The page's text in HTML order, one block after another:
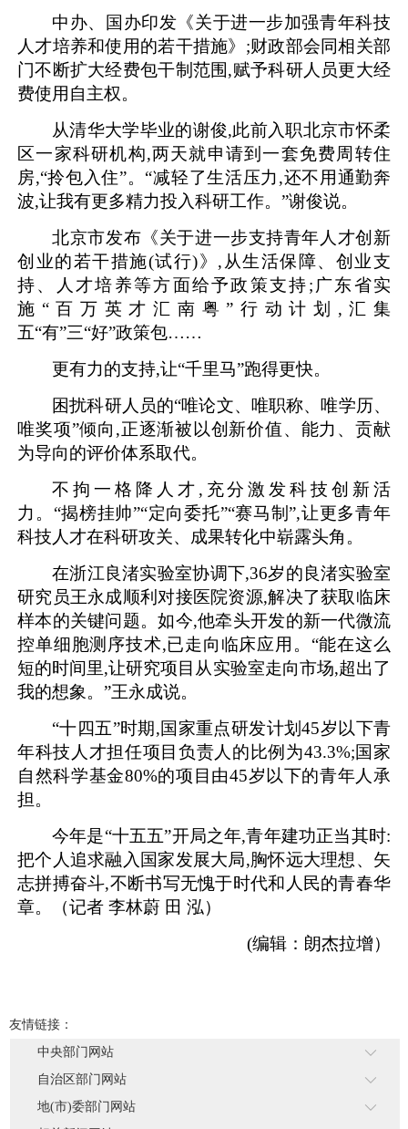
中办、国办印发《关于进一步加强青年科技
人才培养和使用的若干措施》;财政部会同相关部
门不断扩大经费包干制范围,赋予科研人员更大经
费使用自主权。
从清华大学毕业的谢俊,此前入职北京市怀柔
区一家科研机构,两天就申请到一套免费周转住
房,“拎包入住”。“减轻了生活压力,还不用通勤奔
波,让我有更多精力投入科研工作。”谢俊说。
北京市发布《关于进一步支持青年人才创新
创业的若干措施(试行)》,从生活保障、创业支
持、人才培养等方面给予政策支持;广东省实
施“百万英才汇南粤”行动计划,汇集
五“有”三“好”政策包……
更有力的支持,让“千里马”跑得更快。
困扰科研人员的“唯论文、唯职称、唯学历、
唯奖项”倾向,正逐渐被以创新价值、能力、贡献
为导向的评价体系取代。
不拘一格降人才,充分激发科技创新活
力。“揭榜挂帅”“定向委托”“赛马制”,让更多青年
科技人才在科研攻关、成果转化中崭露头角。
在浙江良渚实验室协调下,36岁的良渚实验室
研究员王永成顺利对接医院资源,解决了获取临床
样本的关键问题。如今,他牵头开发的新一代微流
控单细胞测序技术,已走向临床应用。“能在这么
短的时间里,让研究项目从实验室走向市场,超出了
我的想象。”王永成说。
“十四五”时期,国家重点研发计划45岁以下青
年科技人才担任项目负责人的比例为43.3%;国家
自然科学基金80%的项目由45岁以下的青年人承
担。
今年是“十五五”开局之年,青年建功正当其时:
把个人追求融入国家发展大局,胸怀远大理想、矢
志拼搏奋斗,不断书写无愧于时代和人民的青春华
章。（记者 李林蔚 田 泓）
(编辑：朗杰拉增）
友情链接：
中央部门网站
自治区部门网站
地(市)委部门网站